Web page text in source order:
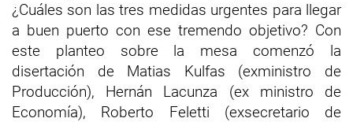
¿Cuáles son las tres medidas urgentes para llegar
a buen puerto con ese tremendo objetivo? Con
este planteo sobre la mesa comenzó la
disertación de Matias Kulfas (exministro de
Producción), Hernán Lacunza (ex ministro de
Economía), Roberto Feletti (exsecretario de